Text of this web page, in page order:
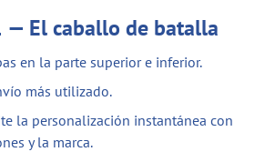
— El caballo de batalla
en la parte superior e inferior.
más utilizado.
la personalización instantánea con
y la marca.